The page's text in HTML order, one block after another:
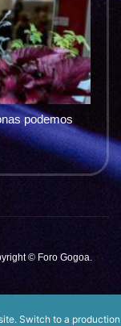
podemos
© Foro Gogoa.
Switch to a production